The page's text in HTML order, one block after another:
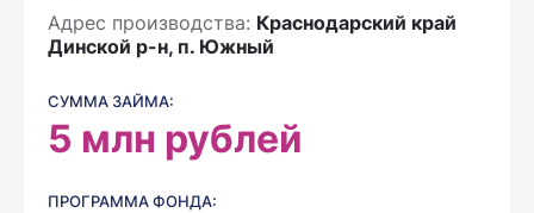
Адрес производства: Краснодарский край
Динской р-н, п. Южный
СУММА ЗАЙМА:
5 млн рублей
ПРОГРАММА ФОНДА: